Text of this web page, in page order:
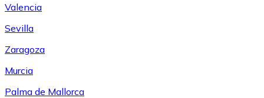
Valencia
Sevilla
Zaragoza
Murcia
Palma de Mallorca